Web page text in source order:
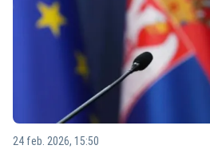
24 feb. 2026, 15:50